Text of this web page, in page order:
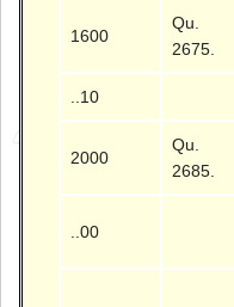
1600
Qu.
2675.
..10
2000
Qu.
2685.
..00